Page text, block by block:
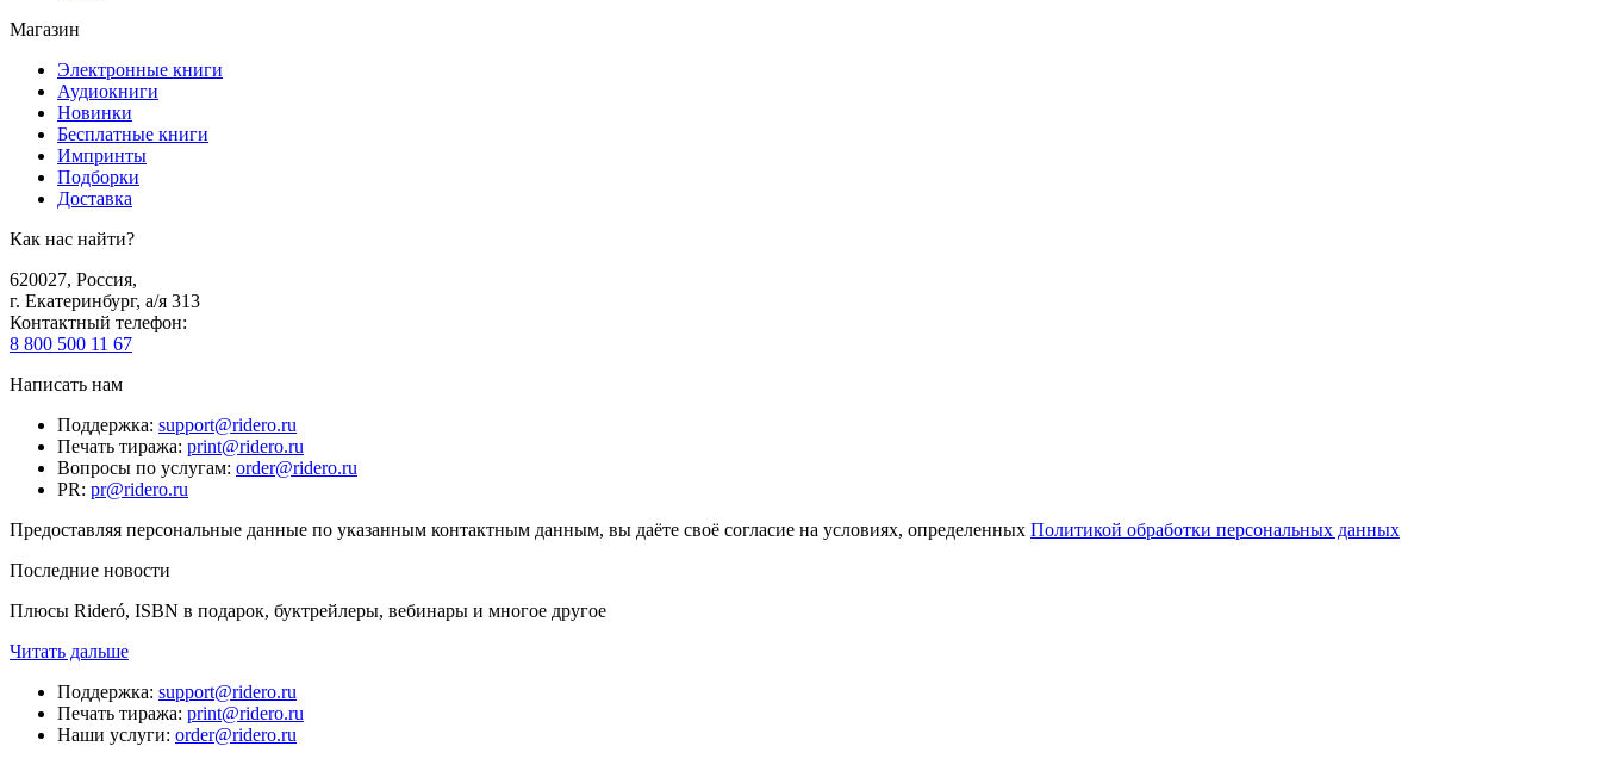
Магазин
Электронные книги
Аудиокниги
Новинки
Бесплатные книги
Импринты
Подборки
Доставка
Как нас найти?
620027, Россия,
г. Екатеринбург, а/я 313
Контактный телефон:
8 800 500 11 67
Написать нам
Поддержка: support@ridero.ru
Печать тиража: print@ridero.ru
Вопросы по услугам: order@ridero.ru
PR: pr@ridero.ru
Предоставляя персональные данные по указанным контактным данным, вы даёте своё согласие на условиях, определенных Политикой обработки персональных данных
Последние новости
Плюсы Rideró, ISBN в подарок, буктрейлеры, вебинары и многое другое
Читать дальше
Поддержка: support@ridero.ru
Печать тиража: print@ridero.ru
Наши услуги: order@ridero.ru